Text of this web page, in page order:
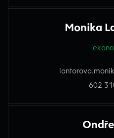
Monika
602